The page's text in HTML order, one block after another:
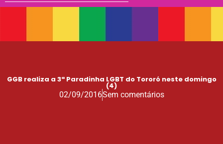
GGB realiza a 3ª Paradinha LGBT do Tororó neste domingo
(4)
02/09/2016Sem comentários